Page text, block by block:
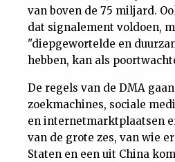
Nieuwsbrief
van boven de 75 miljard.
dat signalement voldoen,
"diepgewortelde en
hebben, kan als
De regels van de DMA
zoekmachines, sociale
en internetmarktplaatsen
van de grote zes, van wie
Staten en een uit China